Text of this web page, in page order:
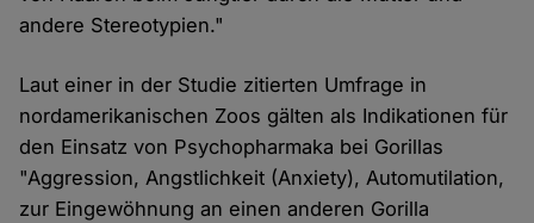
andere Stereotypien."
Laut einer in der Studie zitierten Umfrage in
nordamerikanischen Zoos gälten als Indikationen für
den Einsatz von Psychopharmaka bei Gorillas
"Aggression, Angstlichkeit (Anxiety), Automutilation,
zur Eingewöhnung an einen anderen Gorilla